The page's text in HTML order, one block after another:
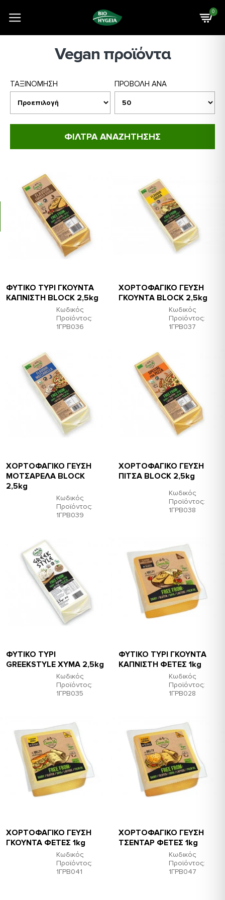
0
Vegan προϊόντα
ΦΙΛΤΡΑ ΑΝΑΖΗΤΗΣΗΣ
ΤΑΞΙΝΟΜΗΣΗ ΠΡΟΒΟΛΗ ΑΝΑ
Κωδικός
Προϊόντος:
1ΓΡΒ036
ΦΥΤΙΚΟ ΤΥΡΙ ΓΚΟΥΝΤΑ
ΚΑΠΝΙΣΤΗ BLOCK 2,5kg
Κωδικός
Προϊόντος:
1ΓΡΒ037
ΧΟΡΤΟΦΑΓΙΚΟ ΓΕΥΣΗ
ΓΚΟΥΝΤΑ BLOCK 2,5kg
Κωδικός
Προϊόντος:
1ΓΡΒ039
ΧΟΡΤΟΦΑΓΙΚΟ ΓΕΥΣΗ
ΜΟΤΣΑΡΕΛΑ BLOCK
2,5kg
Κωδικός
Προϊόντος:
1ΓΡΒ038
ΧΟΡΤΟΦΑΓΙΚΟ ΓΕΥΣΗ
ΠΙΤΣΑ BLOCK 2,5kg
Κωδικός
Προϊόντος:
1ΓΡΒ035
ΦΥΤΙΚΟ ΤΥΡΙ
GREEKSTYLE ΧΥΜΑ 2,5kg
Κωδικός
Προϊόντος:
1ΓΡΒ028
ΦΥΤΙΚΟ ΤΥΡΙ ΓΚΟΥΝΤΑ
ΚΑΠΝΙΣΤΗ ΦΕΤΕΣ 1kg
Κωδικός
Προϊόντος:
1ΓΡΒ041
ΧΟΡΤΟΦΑΓΙΚΟ ΓΕΥΣΗ
ΓΚΟΥΝΤΑ ΦΕΤΕΣ 1kg
Κωδικός
Προϊόντος:
1ΓΡΒ047
ΧΟΡΤΟΦΑΓΙΚΟ ΓΕΥΣΗ
ΤΣΕΝΤΑΡ ΦΕΤΕΣ 1kg